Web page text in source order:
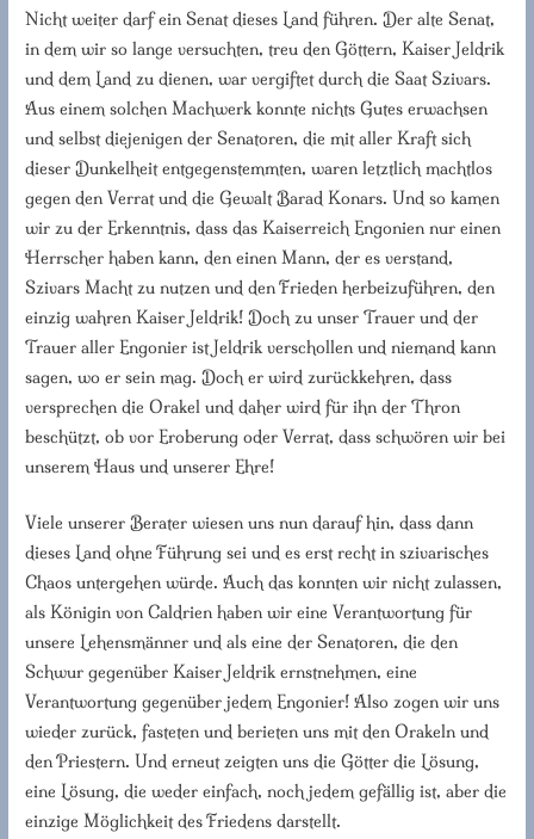
Nicht weiter darf ein Senat dieses Land führen. Der alte Senat,
in dem wir so lange versuchten, treu den Göttern, Kaiser Jeldrik
und dem Land zu dienen, war vergiftet durch die Saat Szivars.
Aus einem solchen Machwerk konnte nichts Gutes erwachsen
und selbst diejenigen der Senatoren, die mit aller Kraft sich
dieser Dunkelheit entgegenstemmten, waren letztlich machtlos
gegen den Verrat und die Gewalt Barad Konars. Und so kamen
wir zu der Erkenntnis, dass das Kaiserreich Engonien nur einen
Herrscher haben kann, den einen Mann, der es verstand,
Szivars Macht zu nutzen und den Frieden herbeizuführen, den
einzig wahren Kaiser Jeldrik! Doch zu unser Trauer und der
Trauer aller Engonier ist Jeldrik verschollen und niemand kann
sagen, wo er sein mag. Doch er wird zurückkehren, dass
versprechen die Orakel und daher wird für ihn der Thron
beschützt, ob vor Eroberung oder Verrat, dass schwören wir bei
unserem Haus und unserer Ehre!
Viele unserer Berater wiesen uns nun darauf hin, dass dann
dieses Land ohne Führung sei und es erst recht in szivarisches
Chaos untergehen würde. Auch das konnten wir nicht zulassen,
als Königin von Caldrien haben wir eine Verantwortung für
unsere Lehensmänner und als eine der Senatoren, die den
Schwur gegenüber Kaiser Jeldrik ernstnehmen, eine
Verantwortung gegenüber jedem Engonier! Also zogen wir uns
wieder zurück, fasteten und berieten uns mit den Orakeln und
den Priestern. Und erneut zeigten uns die Götter die Lösung,
eine Lösung, die weder einfach, noch jedem gefällig ist, aber die
einzige Möglichkeit des Friedens darstellt.